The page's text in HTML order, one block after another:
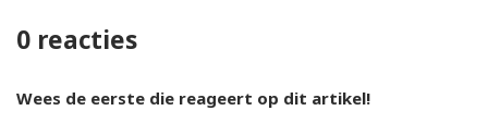
0 reacties
Wees de eerste die reageert op dit artikel!